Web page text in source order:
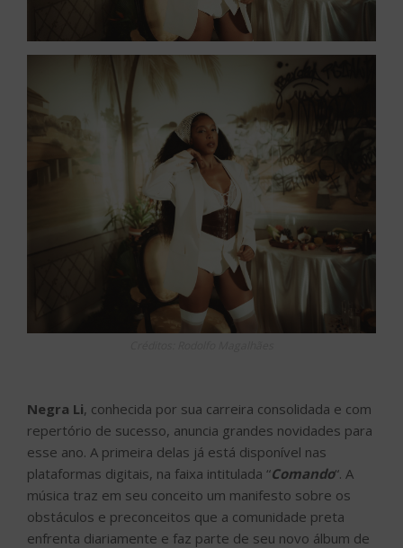
Negra Li, conhecida por sua carreira consolidada e com
repertório de sucesso, anuncia grandes novidades para
esse ano. A primeira delas já está disponível nas
plataformas digitais, na faixa intitulada “Comando“. A
música traz em seu conceito um manifesto sobre os
obstáculos e preconceitos que a comunidade preta
enfrenta diariamente e faz parte de seu novo álbum de